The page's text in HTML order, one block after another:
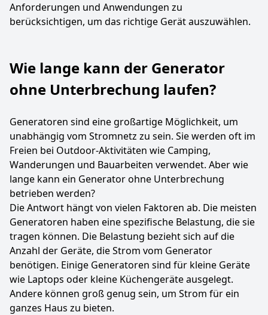
Anforderungen und Anwendungen zu
berücksichtigen, um das richtige Gerät auszuwählen.
Wie lange kann der Generator
ohne Unterbrechung laufen?
Generatoren sind eine großartige Möglichkeit, um
unabhängig vom Stromnetz zu sein. Sie werden oft im
Freien bei Outdoor-Aktivitäten wie Camping,
Wanderungen und Bauarbeiten verwendet. Aber wie
lange kann ein Generator ohne Unterbrechung
betrieben werden?
Die Antwort hängt von vielen Faktoren ab. Die meisten
Generatoren haben eine spezifische Belastung, die sie
tragen können. Die Belastung bezieht sich auf die
Anzahl der Geräte, die Strom vom Generator
benötigen. Einige Generatoren sind für kleine Geräte
wie Laptops oder kleine Küchengeräte ausgelegt.
Andere können groß genug sein, um Strom für ein
ganzes Haus zu bieten.